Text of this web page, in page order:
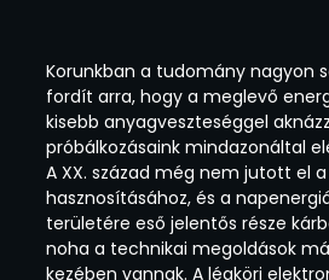
Korunkban a tudomány nagyon
fordít arra, hogy a meglevő
kisebb anyagveszteséggel
próbálkozásaink mindazonáltal
A XX. század még nem jutott el
hasznosításához, és a
területére eső jelentős része
noha a technikai megoldások
kezében vannak. A légköri